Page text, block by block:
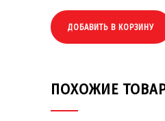
ДОБАВИТЬ В КОРЗИНУ
ПОХОЖИЕ